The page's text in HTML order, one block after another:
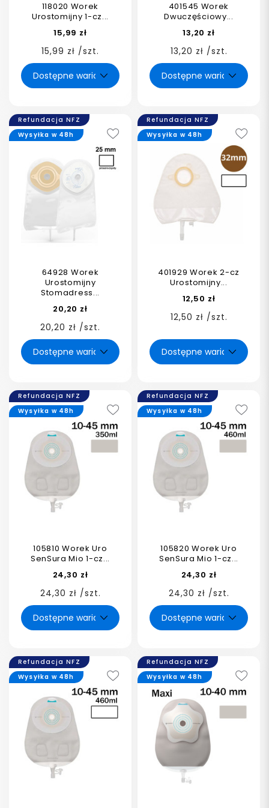
118020 Worek
Urostomijny 1-cz...
15,99 zł
15,99 zł /szt.
401545 Worek
Dwuczęściowy...
13,20 zł
13,20 zł /szt.
Refundacja NFZ
64928 Worek
Urostomijny
Stomadress...
20,20 zł
20,20 zł /szt.
Wysyłka w 48h
Refundacja NFZ
401929 Worek 2-cz
Urostomijny...
12,50 zł
12,50 zł /szt.
Wysyłka w 48h
Refundacja NFZ
105810 Worek Uro
SenSura Mio 1-cz...
24,30 zł
24,30 zł /szt.
Wysyłka w 48h
Refundacja NFZ
105820 Worek Uro
SenSura Mio 1-cz...
24,30 zł
24,30 zł /szt.
Wysyłka w 48h
Refundacja NFZ
Wysyłka w 48h
Refundacja NFZ
Wysyłka w 48h